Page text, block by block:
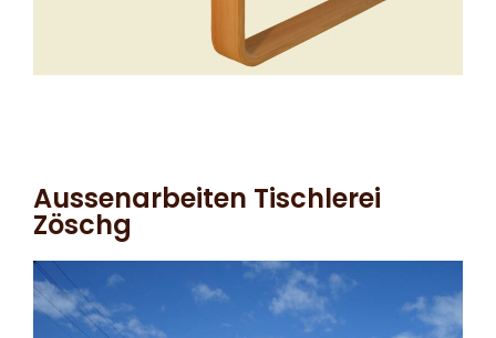
Aussenarbeiten Tischlerei
Zöschg